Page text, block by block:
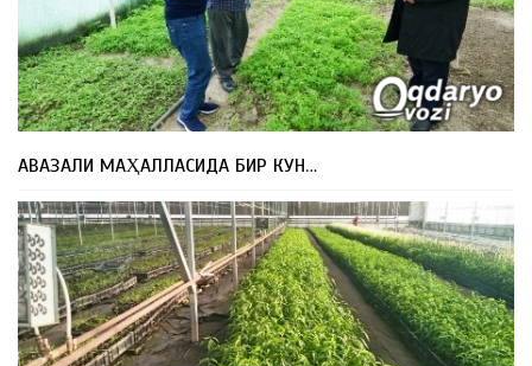
АВАЗАЛИ МАҲАЛЛАСИДА БИР КУН…